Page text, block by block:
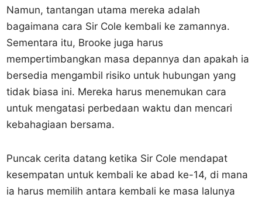
Namun, tantangan utama mereka adalah
bagaimana cara Sir Cole kembali ke zamannya.
Sementara itu, Brooke juga harus
mempertimbangkan masa depannya dan apakah ia
bersedia mengambil risiko untuk hubungan yang
tidak biasa ini. Mereka harus menemukan cara
untuk mengatasi perbedaan waktu dan mencari
kebahagiaan bersama.
Puncak cerita datang ketika Sir Cole mendapat
kesempatan untuk kembali ke abad ke-14, di mana
ia harus memilih antara kembali ke masa lalunya